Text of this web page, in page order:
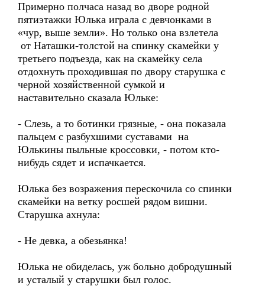
Примерно полчаса назад во дворе родной
пятиэтажки Юлька играла с девчонками в
«чур, выше земли». Но только она взлетела
от Наташки-толстой на спинку скамейки у
третьего подъезда, как на скамейку села
отдохнуть проходившая по двору старушка с
черной хозяйственной сумкой и
наставительно сказала Юльке:
- Слезь, а то ботинки грязные, - она показала
пальцем с разбухшими суставами на
Юлькины пыльные кроссовки, - потом кто-
нибудь сядет и испачкается.
Юлька без возражения перескочила со спинки
скамейки на ветку росшей рядом вишни.
Старушка ахнула:
- Не девка, а обезьянка!
Юлька не обиделась, уж больно добродушный
и усталый у старушки был голос.